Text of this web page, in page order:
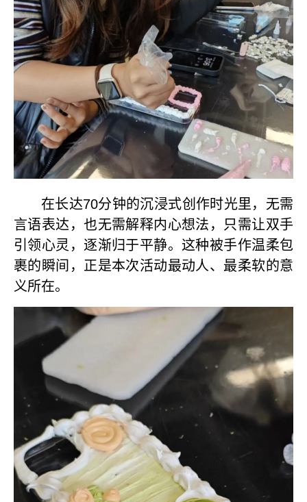
在长达70分钟的沉浸式创作时光里，无需
言语表达，也无需解释内心想法，只需让双手
引领心灵，逐渐归于平静。这种被手作温柔包
裹的瞬间，正是本次活动最动人、最柔软的意
义所在。